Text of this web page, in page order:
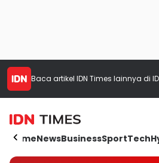
Baca artikel IDN Times lainnya di
HomeNewsBusinessSportTech